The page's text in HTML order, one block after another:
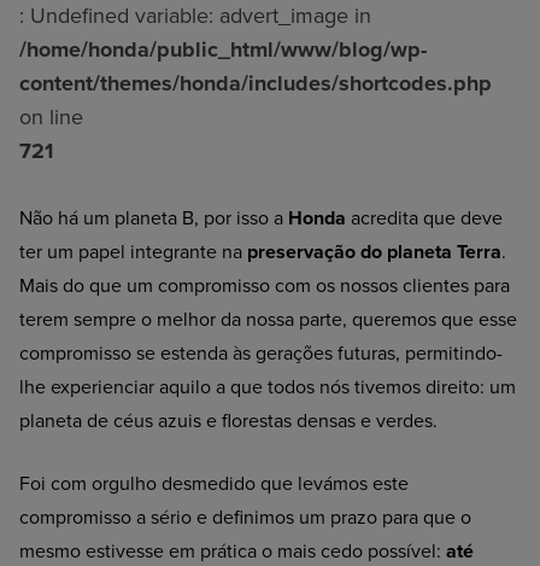
: Undefined variable: advert_image in
/home/honda/public_html/www/blog/wp-
content/themes/honda/includes/shortcodes.php
on line
721
Não há um planeta B, por isso a Honda acredita que deve
ter um papel integrante na preservação do planeta Terra.
Mais do que um compromisso com os nossos clientes para
terem sempre o melhor da nossa parte, queremos que esse
compromisso se estenda às gerações futuras, permitindo-
lhe experienciar aquilo a que todos nós tivemos direito: um
planeta de céus azuis e florestas densas e verdes.
Foi com orgulho desmedido que levámos este
compromisso a sério e definimos um prazo para que o
mesmo estivesse em prática o mais cedo possível: até